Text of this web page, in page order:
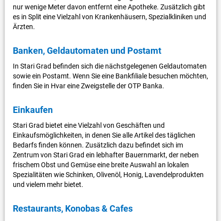
nur wenige Meter davon entfernt eine Apotheke. Zusätzlich gibt
es in Split eine Vielzahl von Krankenhäusern, Spezialkliniken und
Ärzten.
Banken, Geldautomaten und Postamt
In Stari Grad befinden sich die nächstgelegenen Geldautomaten
sowie ein Postamt. Wenn Sie eine Bankfiliale besuchen möchten,
finden Sie in Hvar eine Zweigstelle der OTP Banka.
Einkaufen
Stari Grad bietet eine Vielzahl von Geschäften und
Einkaufsmöglichkeiten, in denen Sie alle Artikel des täglichen
Bedarfs finden können. Zusätzlich dazu befindet sich im
Zentrum von Stari Grad ein lebhafter Bauernmarkt, der neben
frischem Obst und Gemüse eine breite Auswahl an lokalen
Spezialitäten wie Schinken, Olivenöl, Honig, Lavendelprodukten
und vielem mehr bietet.
Restaurants, Konobas & Cafes